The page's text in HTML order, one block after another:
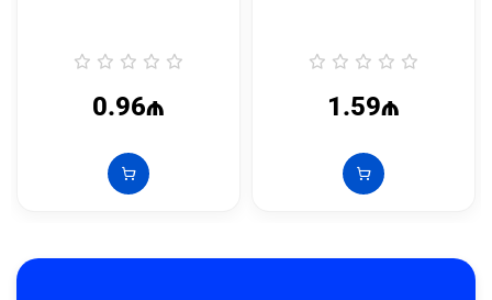
0.96₼ 1.59₼